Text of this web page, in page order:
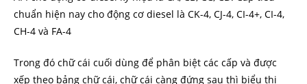
chuẩn hiện nay cho động cơ diesel là CK-4, CJ-4, CI-4+, CI-4,
CH-4 và FA-4
Trong đó chữ cái cuối dùng để phân biệt các cấp và được
xếp theo bảng chữ cái, chữ cái càng đứng sau thì biểu thị